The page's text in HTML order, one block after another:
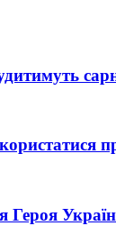
Героя